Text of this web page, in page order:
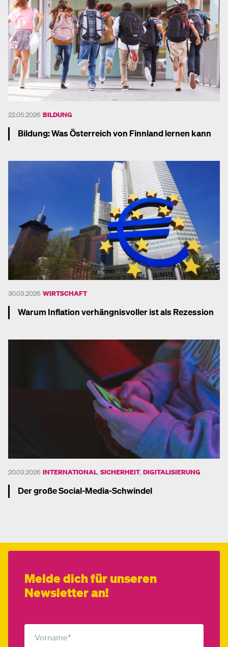
22.05.2026 BILDUNG
Bildung: Was Österreich von Finnland lernen kann
30.03.2026 WIRTSCHAFT
Warum Inflation verhängnisvoller ist als Rezession
20.03.2026 INTERNATIONAL, SICHERHEIT, DIGITALISIERUNG
Der große Social-Media-Schwindel
Melde dich für unseren
Newsletter an!